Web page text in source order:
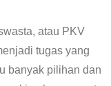
atau PKV
tugas yang
banyak pilihan dan